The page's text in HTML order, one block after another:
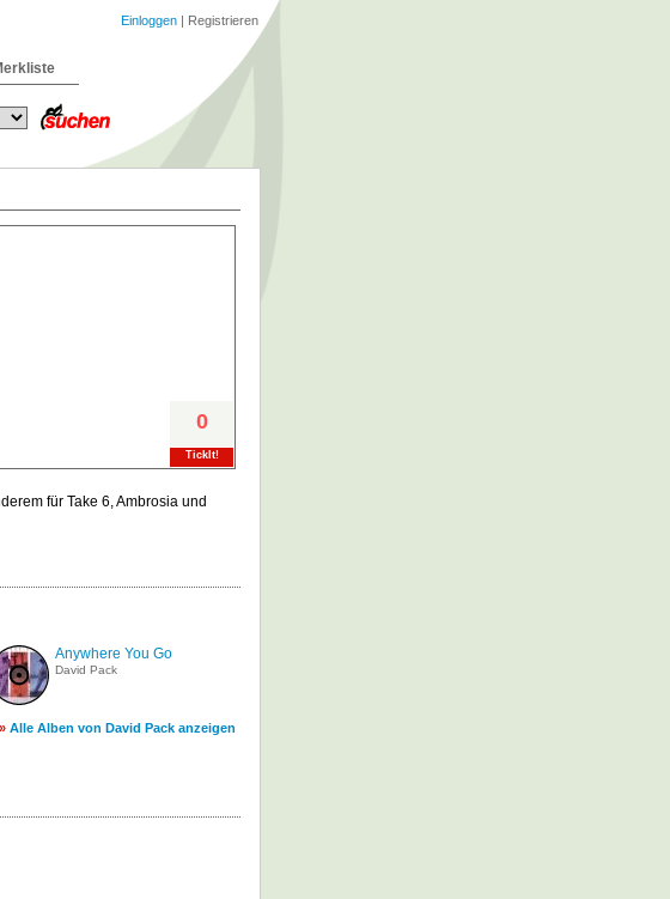
0
TickIt!
für Take 6, Ambrosia und
Anywhere You Go
David Pack
» Alle Alben von David Pack anzeigen
Einloggen | Registrieren